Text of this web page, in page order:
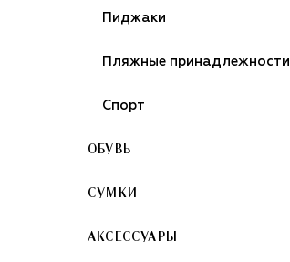
Пиджаки
Пляжные принадлежности
Спорт
ОБУВЬ
СУМКИ
АКСЕССУАРЫ